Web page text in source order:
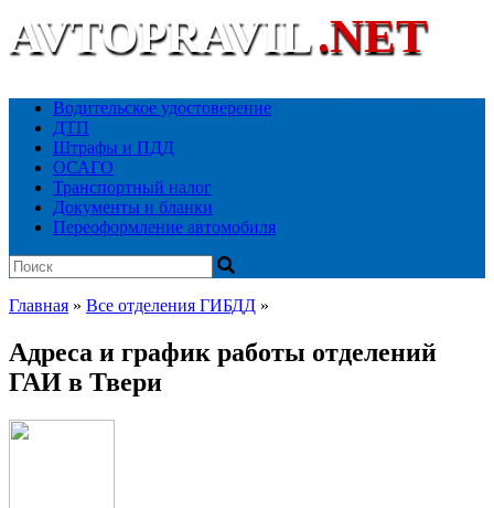
AVTOPRAVIL.NET
Водительское удостоверение
ДТП
Штрафы и ПДД
ОСАГО
Транспортный налог
Документы и бланки
Переоформление автомобиля
Главная » Все отделения ГИБДД »
Адреса и график работы отделений
ГАИ в Твери